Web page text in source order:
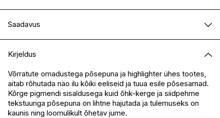
Saadavus
I.L.U. Kristiine
I.L.U. Ülemiste
Ei ole saadaval
I.L.U. Rocca
Ei ole saadaval
I.L.U. Lõunakeskus
Ei ole saadaval
I.L.U. Pärnu
Ei ole saadaval
Kirjeldus
Võrratute omadustega põsepuna ja highlighter ühes tootes,
aitab rõhutada näo ilu kõiki eeliseid ja tuua esile põsesarnad.
Kõrge pigmendi sisaldusega kuid õhk-kerge ja siidpehme
tekstuuriga põsepuna on lihtne hajutada ja tulemuseks on
kaunis ning loomulikult õhetav jume.